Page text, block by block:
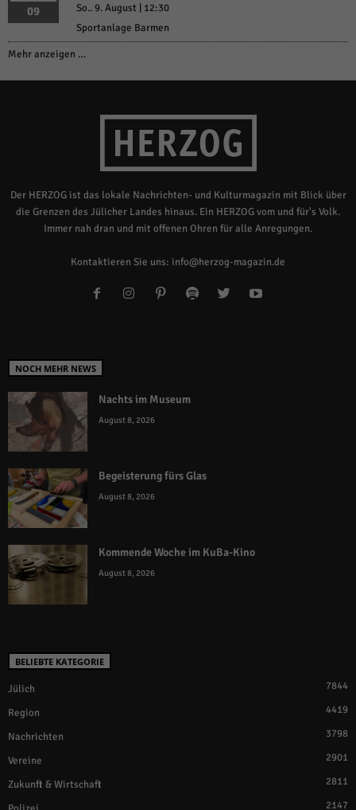
09
So.. 9. August | 12:30
Sportanlage Barmen
Mehr anzeigen …
Der HERZOG ist das lokale Nachrichten- und Kulturmagazin mit Blick über
die Grenzen des Jülicher Landes hinaus. Ein HERZOG vom und für's Volk.
Immer nah dran und mit offenen Ohren für alle Anregungen.
Kontaktieren Sie uns: info@herzog-magazin.de
NOCH MEHR NEWS
Nachts im Museum
August 8, 2026
Begeisterung fürs Glas
August 8, 2026
Kommende Woche im KuBa-Kino
August 8, 2026
BELIEBTE KATEGORIE
Jülich 7844
Region 4419
Nachrichten 3798
Vereine 2901
Zukunft & Wirtschaft 2811
2147